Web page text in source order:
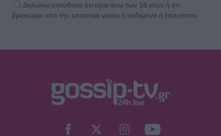
Δηλώνω υπεύθυνα ότι είμαι άνω των 18 ετών ή ότι
βρίσκομαι υπό την εποπτεία γονέα ή κηδεμόνα ή επιτρόπου